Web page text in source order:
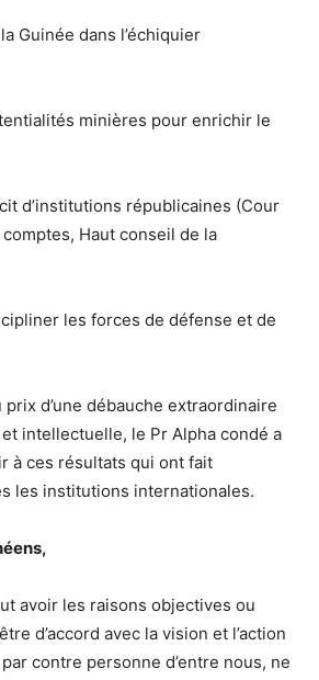
Guinée dans l’échiquier
minières pour enrichir le
d’institutions républicaines (Cour
Haut conseil de la
les forces de défense et de
d’une débauche extraordinaire
intellectuelle, le Pr Alpha condé a
à ces résultats qui ont fait
les institutions internationales.
avoir les raisons objectives ou
d’accord avec la vision et l’action
contre personne d’entre nous, ne